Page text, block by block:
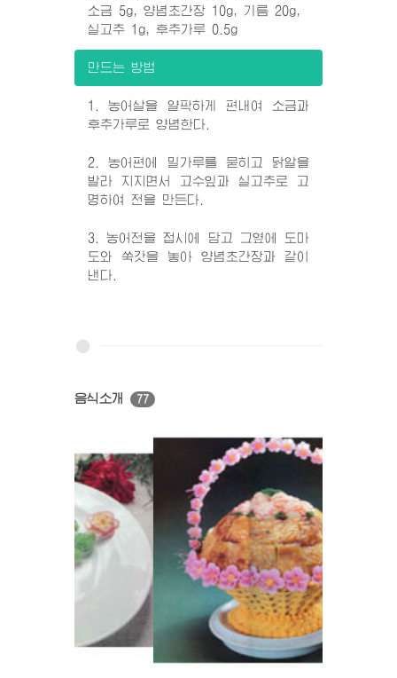
소금 5g, 양념초간장 10g, 기름 20g,
실고추 1g, 후추가루 0.5g
만드는 방법
1. 농어살을 얄팍하게 편내여 소금과
후추가루로 양념한다.
2. 농어편에 밀가루를 묻히고 닭알을
발라 지지면서 고수잎과 실고추로 고
명하여 전을 만든다.
3. 농어전을 접시에 담고 그옆에 도마
도와 쑥갓을 놓아 양념초간장과 같이
낸다.
음식소개 77